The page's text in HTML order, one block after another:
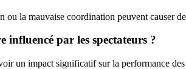
ou la mauvaise coordination peuvent causer
influencé par les spectateurs ?
un impact significatif sur la performance